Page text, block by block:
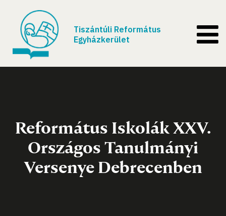
Tiszántúli Református
Egyházkerület
Református Iskolák XXV.
Országos Tanulmányi
Versenye Debrecenben